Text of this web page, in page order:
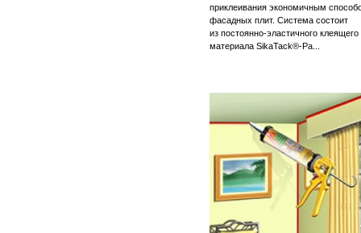
приклеивания экономичным
фасадных плит. Система состоит
из постоянно-эластичного клеящего
материала SikaTack®-Pa...